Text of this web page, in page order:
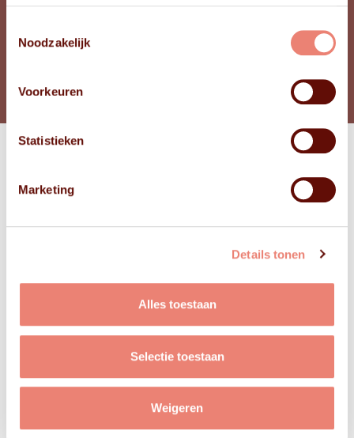
Noodzakelijk
Voorkeuren
Statistieken
Marketing
Details tonen
Alles toestaan
Selectie toestaan
Weigeren